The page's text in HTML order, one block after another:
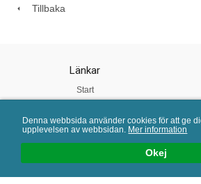
Okej
Denna webbsida använder cookies för att ge
upplevelsen av webbsidan. Mer information
Tillbaka
Länkar
Start
Vår Kvalitet